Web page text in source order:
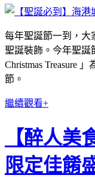
每年聖誕節一到，大
聖誕裝飾。今年聖誕
Christmas Treasure
節。
繼續觀看+
【醉人美
限定佳餚